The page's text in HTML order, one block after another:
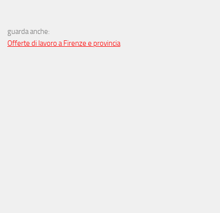
guarda anche:
Offerte di lavoro a Firenze e provincia